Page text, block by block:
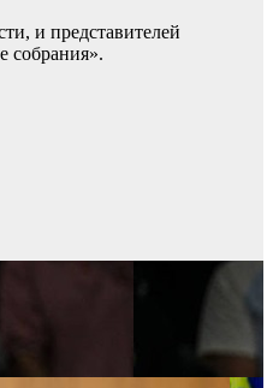
и представителей
собрания».